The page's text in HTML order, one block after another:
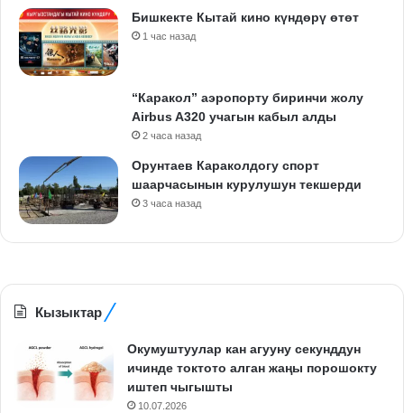
Бишкекте Кытай кино күндөрү өтөт
1 час назад
“Каракол” аэропорту биринчи жолу
Airbus A320 учагын кабыл алды
2 часа назад
Орунтаев Караколдогу спорт
шаарчасынын курулушун текшерди
3 часа назад
Кызыктар
Окумуштуулар кан агууну секунддун
ичинде токтото алган жаңы порошокту
иштеп чыгышты
10.07.2026